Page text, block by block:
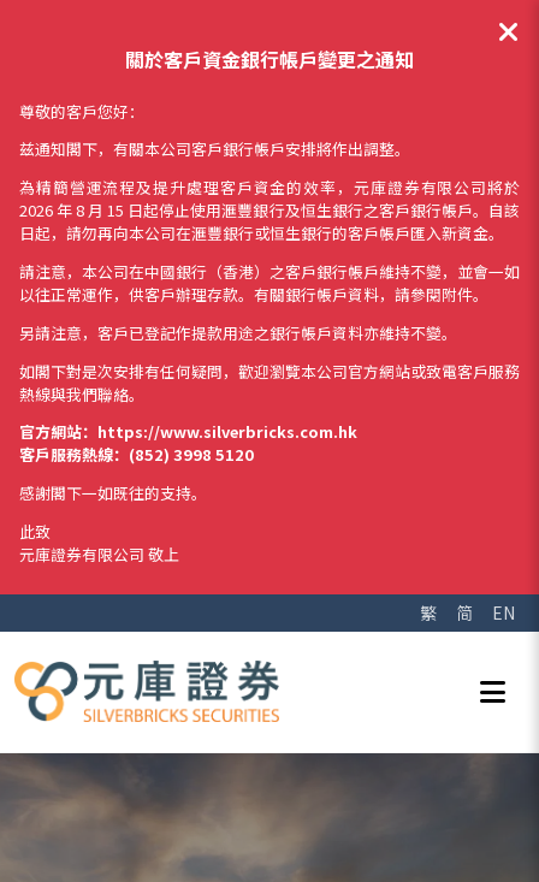
關於客戶資金銀行帳戶變更之通知
尊敬的客戶您好：
兹通知閣下，有關本公司客戶銀行帳戶安排將作出調整。
為精簡營運流程及提升處理客戶資金的效率，元庫證券有限公司將於
2026 年 8 月 15 日起停止使用滙豐銀行及恒生銀行之客戶銀行帳戶。自該
日起，請勿再向本公司在滙豐銀行或恒生銀行的客戶帳戶匯入新資金。
請注意，本公司在中國銀行（香港）之客戶銀行帳戶維持不變，並會一如
以往正常運作，供客戶辦理存款。有關銀行帳戶資料，請參閱附件。
另請注意，客戶已登記作提款用途之銀行帳戶資料亦維持不變。
如閣下對是次安排有任何疑問，歡迎瀏覽本公司官方網站或致電客戶服務
熱線與我們聯絡。
官方網站：https://www.silverbricks.com.hk
客戶服務熱線：(852) 3998 5120
感謝閣下一如既往的支持。
此致
元庫證券有限公司 敬上
繁 简 EN